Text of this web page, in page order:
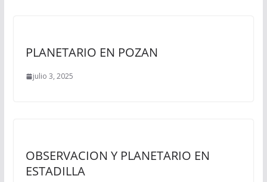
PLANETARIO EN POZAN
julio 3, 2025
OBSERVACION Y PLANETARIO EN
ESTADILLA